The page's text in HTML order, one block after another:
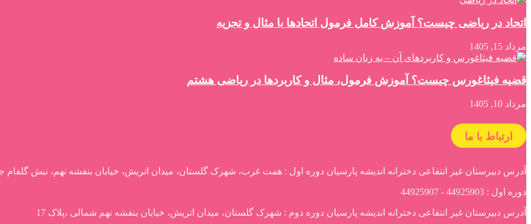
اتحاد در ریاضی چیست؟ آموزش کامل فرمول اتحادها با مثال و تجزیه
مرداد 15, 1405
قضیه فیثاغورس چیست؟ آموزش فرمول، مثال و کاربردها در ریاضی هشتم
مرداد 10, 1405
ارتباط با ما
آدرس دبیرستان غیر انتفاعی دخترانه اندیشه پارسیان دوره اول : همت غرب، شهرک گلستان، میدان اتریش، خیابان بنفشه نهم، نبش گلفام
دوره اول : 44925903 - 44925907
آدرس دبیرستان غیر انتفاعی دخترانه اندیشه پارسیان دوره دوم : شهرک گلستان، میدان اتریش، خیابان بنفشه نهم شمالی ،پلاک 17